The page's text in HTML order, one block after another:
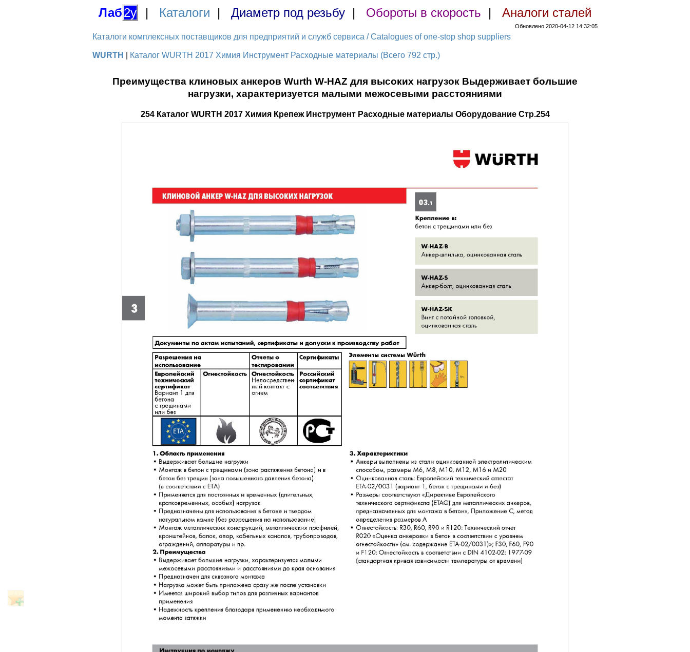
Лаб2у | Каталоги | Диаметр под резьбу | Обороты в скорость | Аналоги сталей
Обновлено 2020-04-12 14:32:05
Каталоги комплексных поставщиков для предприятий и служб сервиса / Catalogues of one-stop shop suppliers
WURTH Каталог WURTH 2017 Химия Инструмент Расходные материалы (Всего 792 стр.)
Преимущества клиновых анкеров Wurth W-HAZ для высоких нагрузок Выдерживает большие
нагрузки, характеризуется малыми межосевыми расстояниями
254 Каталог WURTH 2017 Химия Крепеж Инструмент Расходные материалы Оборудование Стр.254